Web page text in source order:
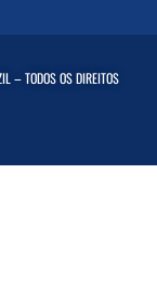
– TODOS OS DIREITOS